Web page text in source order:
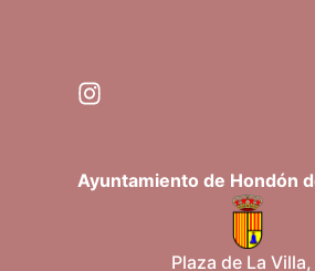
Ayuntamiento de Hondón
Plaza de La Villa,